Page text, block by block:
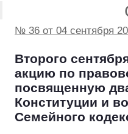
№ 36 от 04 сентября
Второго
акцию по
посвященную
Конституции и
Семейного